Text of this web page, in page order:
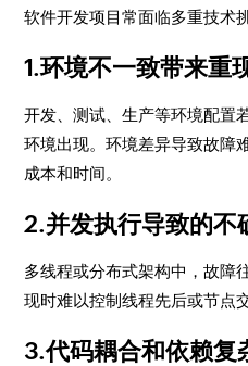
软件开发项目常面临多重技术
1.环境不一致带来重
开发、测试、生产等环境配置
环境出现。环境差异导致故障
成本和时间。
2.并发执行导致的不
多线程或分布式架构中，故障
现时难以控制线程先后或节点
3.代码耦合和依赖复